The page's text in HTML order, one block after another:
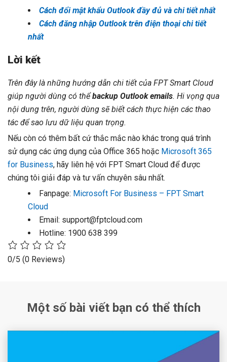
Cách đổi mật khẩu Outlook đầy đủ và chi tiết nhất
Cách đăng nhập Outlook trên điện thoại chi tiết
nhất
Lời kết
Trên đây là những hướng dẫn chi tiết của FPT Smart Cloud
giúp người dùng có thểbackup Outlook emails. Hi vọng qua
nội dung trên, người dùng sẽ biết cách thực hiện các thao
tác để sao lưu dữ liệu quan trọng.
Nếu còn có thêm bất cứ thắc mắc nào khác trong quá trình
sử dụng các ứng dụng của Office 365 hoặc Microsoft 365
for Business, hãy liên hệ với FPT Smart Cloud để được
chúng tôi giải đáp và tư vấn chuyên sâu nhất.
Fanpage: Microsoft For Business – FPT Smart
Cloud
Email: support@fptcloud.com
Hotline: 1900 638 399
0/5 (0 Reviews)
Một số bài viết bạn có thể thích